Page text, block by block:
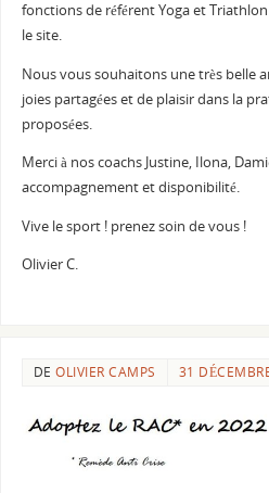
fonctions de référent Yoga et
le site.
Nous vous souhaitons une très belle
joies partagées et de plaisir dans la
proposées.
Merci à nos coachs Justine, Ilona,
accompagnement et disponibilité.
Vive le sport ! prenez soin de vous !
Olivier C.
DEOLIVIER CAMPS 31